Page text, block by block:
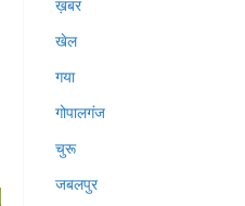
ख़बर
खेल
गया
गोपालगंज
चुरू
जबलपुर